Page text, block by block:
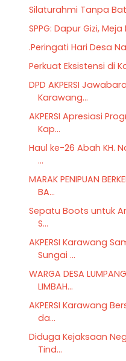
Silaturahmi Tanpa
SPPG: Dapur Gizi,
.Peringati Hari Desa
Perkuat Eksistensi di
DPD AKPERSI
Karawang...
AKPERSI Apresiasi
Kap...
Haul ke-26 Abah KH.
...
MARAK PENIPUAN
BA...
Sepatu Boots untuk
S...
AKPERSI Karawang
Sungai ...
WARGA DESA
LIMBAH...
AKPERSI Karawang
da...
Diduga Kejaksaan
Tind...